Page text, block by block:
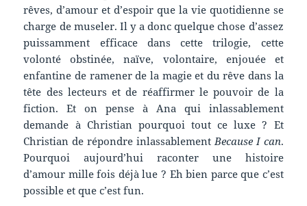
rêves, d’amour et d’espoir que la vie quotidienne se
charge de museler. Il y a donc quelque chose d’assez
puissamment efficace dans cette trilogie, cette
volonté obstinée, naïve, volontaire, enjouée et
enfantine de ramener de la magie et du rêve dans la
tête des lecteurs et de réaffirmer le pouvoir de la
fiction. Et on pense à Ana qui inlassablement
demande à Christian pourquoi tout ce luxe ? Et
Christian de répondre inlassablementBecause I can.
Pourquoi aujourd’hui raconter une histoire
d’amour mille fois déjà lue ? Eh bien parce que c’est
possible et que c’est fun.